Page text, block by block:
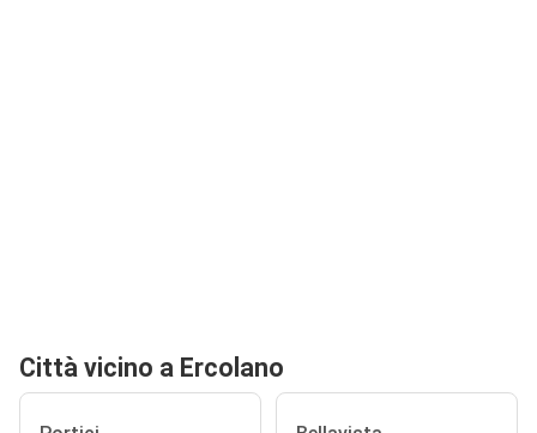
Città vicino a Ercolano